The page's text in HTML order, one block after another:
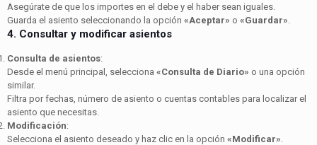
Asegúrate de que los importes en el debe y el haber sean iguales.
Guarda el asiento seleccionando la opción «Aceptar» o «Guardar»
4. Consultar y modificar asientos
Consulta de asientos:
Desde el menú principal, selecciona «Consulta de Diario» o una opción
similar.
Filtra por fechas, número de asiento o cuentas contables para localizar el
asiento que necesitas.
Modificación:
Selecciona el asiento deseado y haz clic en la opción «Modificar»